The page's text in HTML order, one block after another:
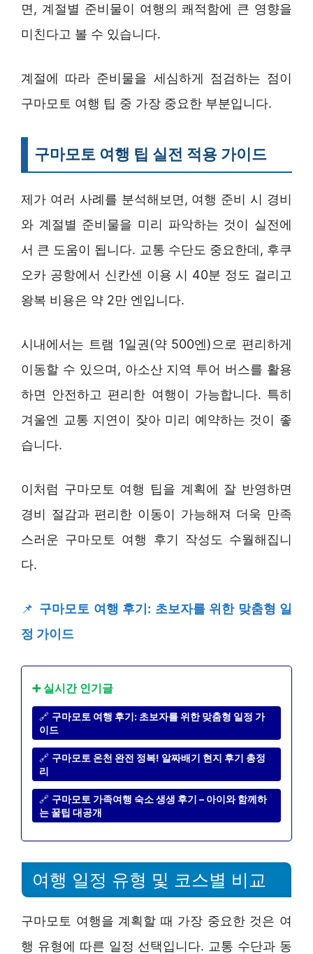
면, 계절별 준비물이 여행의 쾌적함에 큰 영향을
미친다고 볼 수 있습니다.
계절에 따라 준비물을 세심하게 점검하는 점이
구마모토 여행 팁 중 가장 중요한 부분입니다.
구마모토 여행 팁 실전 적용 가이드
제가 여러 사례를 분석해보면, 여행 준비 시 경비
와 계절별 준비물을 미리 파악하는 것이 실전에
서 큰 도움이 됩니다. 교통 수단도 중요한데, 후쿠
오카 공항에서 신칸센 이용 시 40분 정도 걸리고
왕복 비용은 약 2만 엔입니다.
시내에서는 트램 1일권(약 500엔)으로 편리하게
이동할 수 있으며, 아소산 지역 투어 버스를 활용
하면 안전하고 편리한 여행이 가능합니다. 특히
겨울엔 교통 지연이 잦아 미리 예약하는 것이 좋
습니다.
이처럼 구마모토 여행 팁을 계획에 잘 반영하면
경비 절감과 편리한 이동이 가능해져 더욱 만족
스러운 구마모토 여행 후기 작성도 수월해집니
다.
📌 구마모토 여행 후기: 초보자를 위한 맞춤형 일
정 가이드
➕ 실시간 인기글
🔗 구마모토 여행 후기: 초보자를 위한 맞춤형 일정 가
이드
🔗 구마모토 온천 완전 정복! 알짜배기 현지 후기 총정
리
🔗 구마모토 가족여행 숙소 생생 후기 – 아이와 함께하
는 꿀팁 대공개
여행 일정 유형 및 코스별 비교
구마모토 여행을 계획할 때 가장 중요한 것은 여
행 유형에 따른 일정 선택입니다. 교통 수단과 동